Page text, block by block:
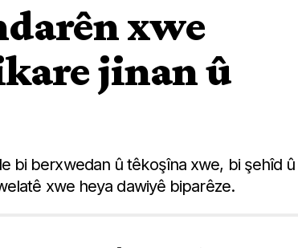
xwe
jinan û
bi berxwedan û têkoşîna xwe, bi şehîd û
xwe heya dawiyê biparêze.